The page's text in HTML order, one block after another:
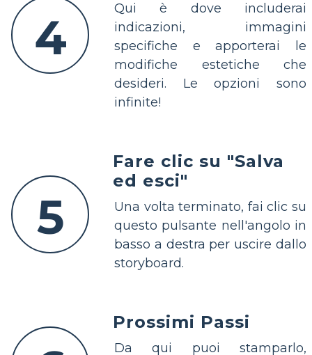
4
Qui è dove includerai
indicazioni, immagini
specifiche e apporterai le
modifiche estetiche che
desideri. Le opzioni sono
infinite!
5
Fare clic su "Salva
ed esci"
Una volta terminato, fai clic su
questo pulsante nell'angolo in
basso a destra per uscire dallo
storyboard.
Prossimi Passi
Da qui puoi stamparlo,